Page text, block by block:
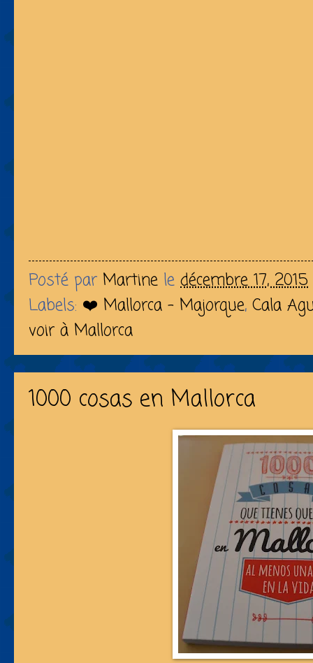
Posté par Martine le décembre 17, 2015
Labels: ❤️ Mallorca - Majorque, Cala
voir à Mallorca
1000 cosas en Mallorca